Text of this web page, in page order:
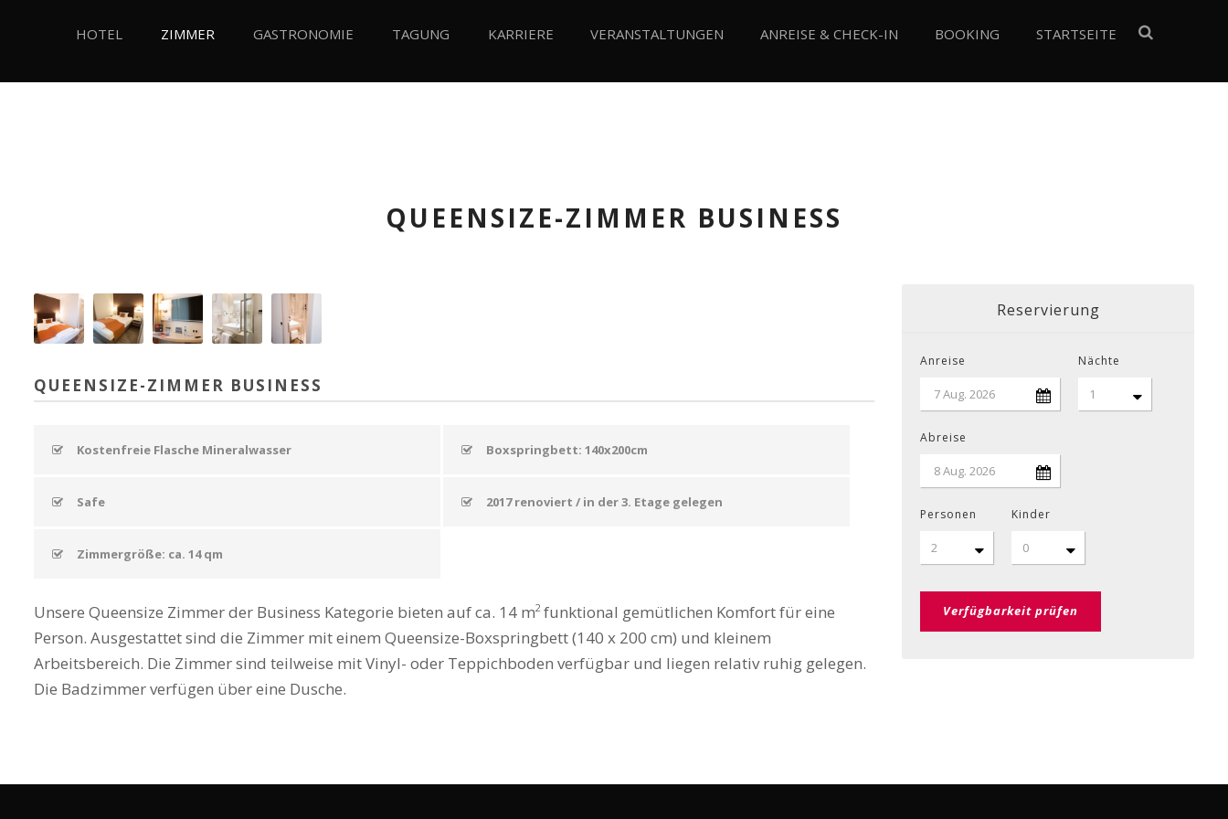
HOTEL ZIMMER GASTRONOMIE TAGUNG KARRIERE VERANSTALTUNGEN ANREISE & CHECK-IN BOOKING STARTSEITE
QUEENSIZE-ZIMMER BUSINESS
Reservierung
Anreise Nächte
Abreise
Personen Kinder
QUEENSIZE-ZIMMER BUSINESS
Kostenfreie Flasche Mineralwasser Boxspringbett: 140x200cm
Safe 2017 renoviert / in der 3. Etage gelegen
Zimmergröße: ca. 14 qm
Unsere Queensize Zimmer der Business Kategorie bieten auf ca. 14 m2 funktional gemütlichen Komfort für eine
Person. Ausgestattet sind die Zimmer mit einem Queensize-Boxspringbett (140 x 200 cm) und kleinem
Arbeitsbereich. Die Zimmer sind teilweise mit Vinyl- oder Teppichboden verfügbar und liegen relativ ruhig gelegen.
Die Badzimmer verfügen über eine Dusche.